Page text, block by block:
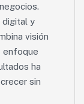
digital y
visión
enfoque
ha
sin